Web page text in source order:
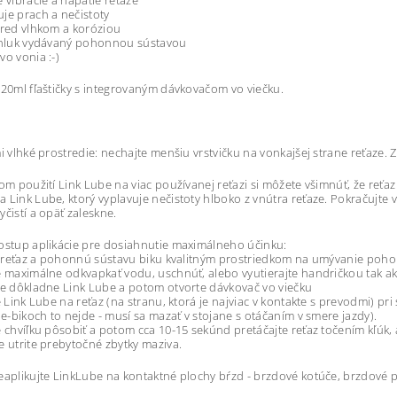
prach a nečistoty
vlhkom a koróziou
vydávaný pohonnou sústavou
vonia :-)
fľaštičky s integrovaným dávkovačom vo viečku.
vlhké prostredie: nechajte menšiu vrstvičku na vonkajšej strane reťaze.
použití Link Lube na viac používanej reťazi si môžete všimnúť, že
Link Lube, ktorý vyplavuje nečistoty hlboko z vnútra reťaze. Pokračujte
a opäť zaleskne.
aplikácie pre dosiahnutie maximálneho účinku:
a pohonnú sústavu biku kvalitným prostriedkom na umývanie
maximálne odkvapkať vodu, uschnúť, alebo vyutierajte handričkou tak
dôkladne Link Lube a potom otvorte dávkovač vo viečku
Lube na reťaz (na stranu, ktorá je najviac v kontakte s prevodmi)
bikoch to nejde - musí sa mazať v stojane s otáčaním v smere jazdy).
chvíľku pôsobiť a potom cca 10-15 sekúnd pretáčajte reťaz točením
utrite prebytočné zbytky maziva.
LinkLube na kontaktné plochy bŕzd - brzdové kotúče, brzdové